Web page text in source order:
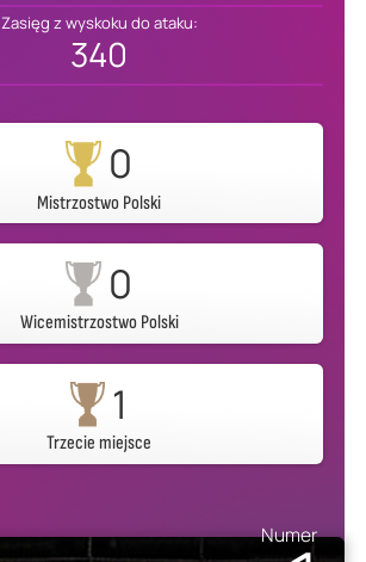
Zasięg z wyskoku do ataku:
340
0
Mistrzostwo Polski
0
Wicemistrzostwo Polski
1
Trzecie miejsce
Numer